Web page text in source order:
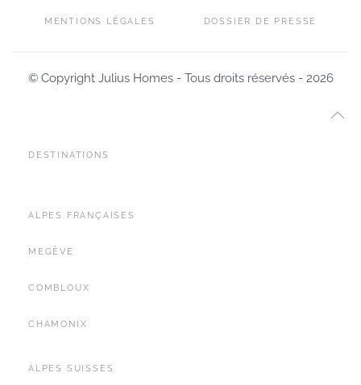
MENTIONS LÉGALES DOSSIER DE PRESSE
© Copyright Julius Homes - Tous droits réservés - 2026
DESTINATIONS
ALPES FRANÇAISES
MEGÈVE
COMBLOUX
CHAMONIX
ALPES SUISSES